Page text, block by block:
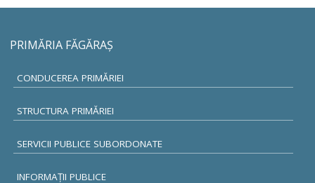
PRIMĂRIA FĂGĂRAŞ
CONDUCEREA PRIMĂRIEI
STRUCTURA PRIMĂRIEI
SERVICII PUBLICE SUBORDONATE
INFORMAŢII PUBLICE